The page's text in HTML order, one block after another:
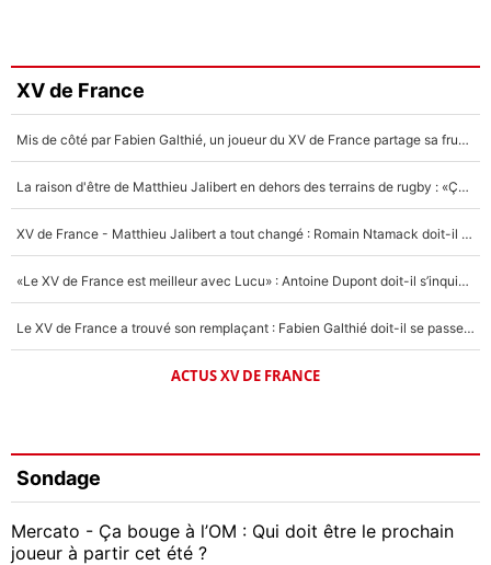
XV de France
Mis de côté par Fabien Galthié, un joueur du XV de France partage sa frustration : «ils ne me l’ont pas dit tout de suite»
La raison d'être de Matthieu Jalibert en dehors des terrains de rugby : «Ça m'atteint autant que si tu touches à un membre de ma famille»
XV de France - Matthieu Jalibert a tout changé : Romain Ntamack doit-il s’inquiéter pour sa place à un an de la Coupe du monde ?
«Le XV de France est meilleur avec Lucu» : Antoine Dupont doit-il s’inquiéter pour sa place ?
Le XV de France a trouvé son remplaçant : Fabien Galthié doit-il se passer d'Antoine Dupont ?
ACTUS XV DE FRANCE
Sondage
Mercato - Ça bouge à l’OM : Qui doit être le prochain
joueur à partir cet été ?